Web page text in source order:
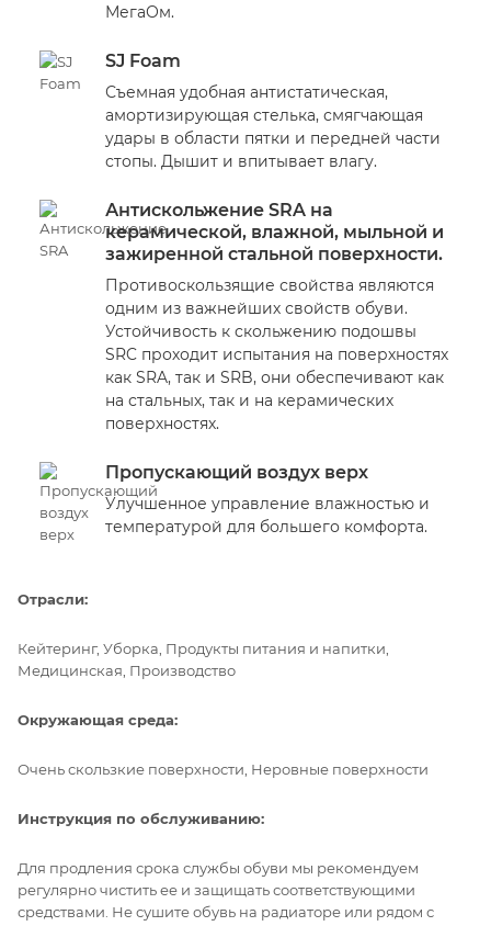
МегаОм.
SJ Foam
Съемная удобная антистатическая,
амортизирующая стелька, смягчающая
удары в области пятки и передней части
стопы. Дышит и впитывает влагу.
Антискольжение SRA на
керамической, влажной, мыльной и
зажиренной стальной поверхности.
Противоскользящие свойства являются
одним из важнейших свойств обуви.
Устойчивость к скольжению подошвы
SRC проходит испытания на поверхностях
как SRA, так и SRB, они обеспечивают как
на стальных, так и на керамических
поверхностях.
Пропускающий воздух верх
Улучшенное управление влажностью и
температурой для большего комфорта.
Отрасли:
Кейтеринг, Уборка, Продукты питания и напитки,
Медицинская, Производство
Окружающая среда:
Очень скользкие поверхности, Неровные поверхности
Инструкция по обслуживанию:
Для продления срока службы обуви мы рекомендуем
регулярно чистить ее и защищать соответствующими
средствами. Не сушите обувь на радиаторе или рядом с